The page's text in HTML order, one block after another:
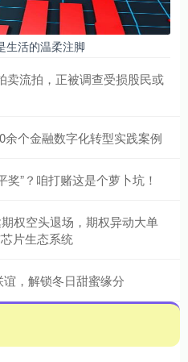
生活的温柔注脚
卖流拍，正被调查受损股民或
个金融数字化转型实践案例
”？咱打赌这是个萝卜坑！
权空头退场，期权异动大单
片生态系统
，解锁冬日甜蜜缘分